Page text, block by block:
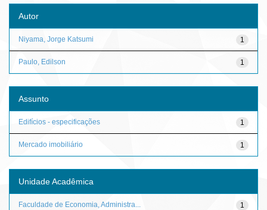
Autor
1
Niyama, Jorge Katsumi
1
Paulo, Edilson
Assunto
1
Edifícios - especificações
1
Mercado imobiliário
Unidade Acadêmica
1
Faculdade de Economia, Administra...